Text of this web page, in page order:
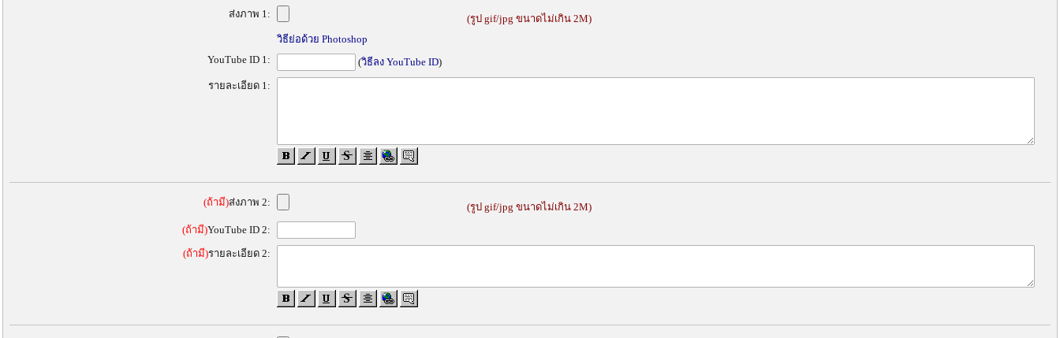
ส่งภาพ 1:
(รูป gif/jpg ขนาดไม่เกิน 2M)
วิธีย่อด้วย Photoshop
YouTube ID 1:
(วิธีลง YouTube ID)
รายละเอียด 1:
(ถ้ามี)ส่งภาพ 2:
(รูป gif/jpg ขนาดไม่เกิน 2M)
(ถ้ามี)YouTube ID 2:
(ถ้ามี)รายละเอียด 2: